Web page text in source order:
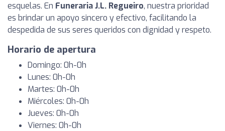
esquelas. En Funeraria J.L. Regueiro, nuestra prioridad
es brindar un apoyo sincero y efectivo, facilitando la
despedida de sus seres queridos con dignidad y respeto.
Horario de apertura
Domingo: 0h-0h
Lunes: 0h-0h
Martes: 0h-0h
Miércoles: 0h-0h
Jueves: 0h-0h
Viernes: 0h-0h